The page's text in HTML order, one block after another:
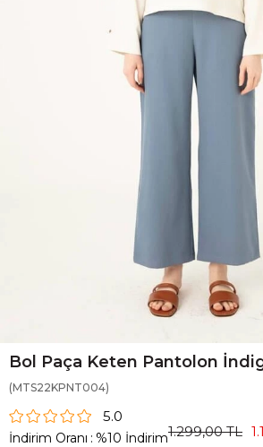
Bol Paça Keten Pantolon
(MTS22KPNT004)
5.0
İndirim Oranı : %10 İndirim1.299,00 TL